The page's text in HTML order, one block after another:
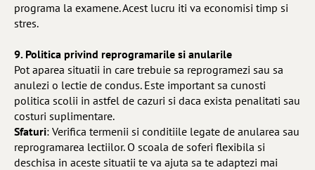
programa la examene. Acest lucru iti va economisi timp si
stres.
9. Politica privind reprogramarile si anularile
Pot aparea situatii in care trebuie sa reprogramezi sau sa
anulezi o lectie de condus. Este important sa cunosti
politica scolii in astfel de cazuri si daca exista penalitati sau
costuri suplimentare.
Sfaturi: Verifica termenii si conditiile legate de anularea sau
reprogramarea lectiilor. O scoala de soferi flexibila si
deschisa in aceste situatii te va ajuta sa te adaptezi mai